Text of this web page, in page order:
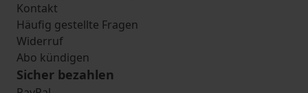
Kontakt
Häufig gestellte Fragen
Widerruf
Abo kündigen
Sicher bezahlen